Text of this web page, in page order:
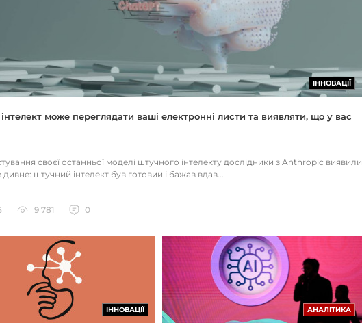
ІННОВАЦІЇ
може переглядати ваші електронні листи та виявляти, що у вас
своєї останньої моделі штучного інтелекту дослідники з Anthropic виявили
штучний інтелект був готовий і бажав вдав...
9 781 0
ІННОВАЦІЇ АНАЛІТИКА